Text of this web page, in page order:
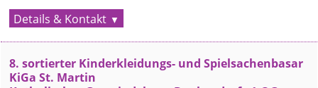
Details & Kontakt
8. sortierter Kinderkleidungs- und Spielsachenbasar
KiGa St. Martin